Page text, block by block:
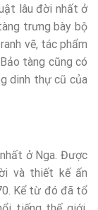
lâu đời nhất ở
trưng bày bộ
vẽ, tác phẩm
tàng cũng có
dinh thự cũ của
ở Nga. Được
và thiết kế ấn
Kể từ đó đã tổ